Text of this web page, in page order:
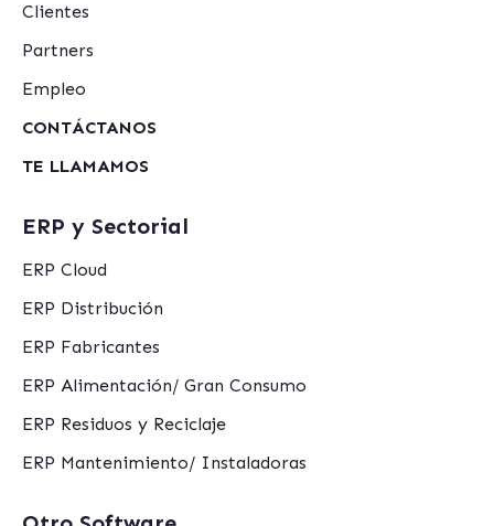
Clientes
Partners
Empleo
CONTÁCTANOS
TE LLAMAMOS
ERP y Sectorial
ERP Cloud
ERP Distribución
ERP Fabricantes
ERP Alimentación/ Gran Consumo
ERP Residuos y Reciclaje
ERP Mantenimiento/ Instaladoras